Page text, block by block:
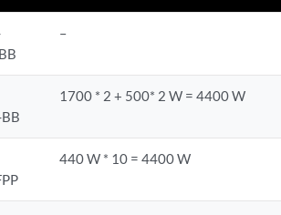
–
1700 * 2 + 500* 2 W = 4400 W
440 W * 10 = 4400 W